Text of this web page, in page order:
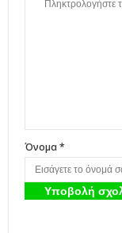
Όνομα *